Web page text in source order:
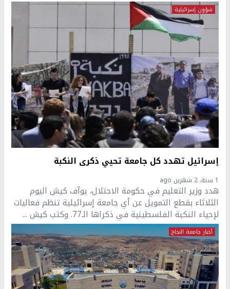
شؤون إسرائيلية
إسرائيل تهدد كل جامعة تحيي ذكرى النكبة
1 سنة، 2 شهرين ago
هدد وزير التعليم في حكومة الاحتلال، يوآف كيش اليوم
الثلاثاء بقطع التمويل عن أي جامعة إسرائيلية تنظم فعاليات
لإحياء النكبة الفلسطينية في ذكراها الـ77. وكتب كيش ...
أخبار جامعة النجاح